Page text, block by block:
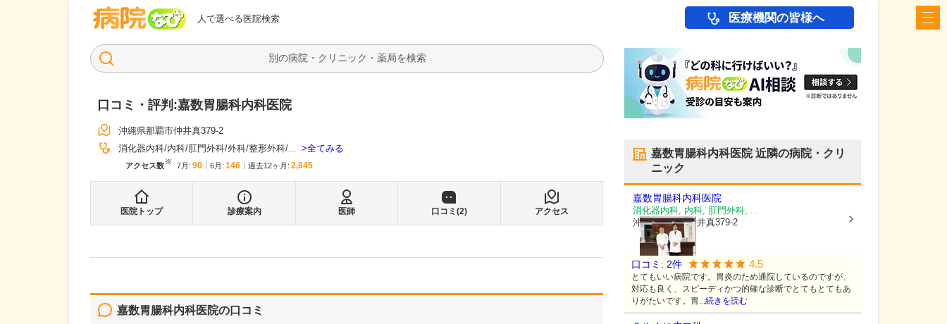
人で選べる医院検索
病院なび 医療機関の皆様へ
検索
口コミ・評判:嘉数胃腸科内科医院
沖縄県那覇市仲井真379-2
消化器内科 内科 肛門外科 外科 整形外科 ... 全てみる
アクセス数※ 7月 : 90 6月 : 146 過去12ヶ月: 2,845
医院トップ 診療案内 医師 口コミ(2) アクセス
嘉数胃腸科内科医院の口コミ
嘉数胃腸科内科医院近隣の病院・クリ
ニック
嘉数胃腸科内科医院
消化器内科, 内科, 肛門外科, ...
沖縄県那覇市仲井真379-2
口コミ: 2件 4.5
とてもいい病院です。胃炎のため通院しているのですが、
対応も良く、スピーディかつ的確な診断でとてもとてもあ
りがたいです。胃...続きを読む